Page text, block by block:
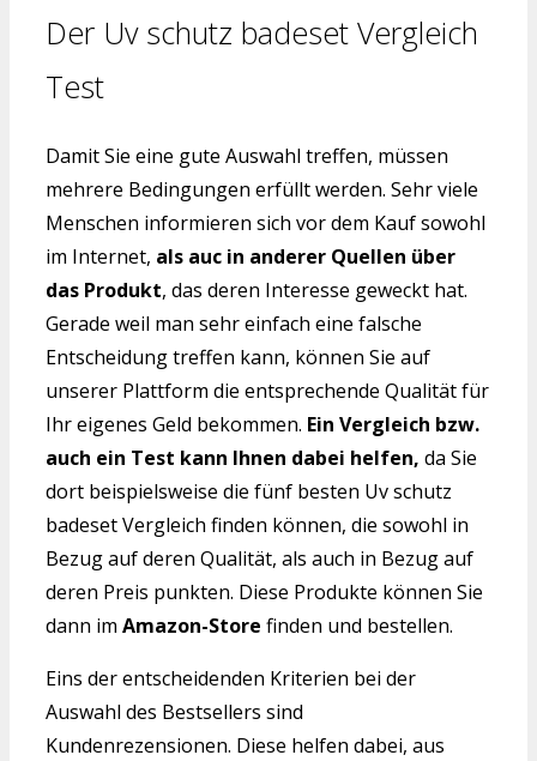
Der Uv schutz badeset Vergleich
Test
Damit Sie eine gute Auswahl treffen, müssen
mehrere Bedingungen erfüllt werden. Sehr viele
Menschen informieren sich vor dem Kauf sowohl
im Internet, als auc in anderer Quellen über
das Produkt, das deren Interesse geweckt hat.
Gerade weil man sehr einfach eine falsche
Entscheidung treffen kann, können Sie auf
unserer Plattform die entsprechende Qualität für
Ihr eigenes Geld bekommen. Ein Vergleich bzw.
auch ein Test kann Ihnen dabei helfen, da Sie
dort beispielsweise die fünf besten Uv schutz
badeset Vergleich finden können, die sowohl in
Bezug auf deren Qualität, als auch in Bezug auf
deren Preis punkten. Diese Produkte können Sie
dann im Amazon-Store finden und bestellen.
Eins der entscheidenden Kriterien bei der
Auswahl des Bestsellers sind
Kundenrezensionen. Diese helfen dabei, aus